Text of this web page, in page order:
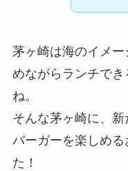
茅ヶ崎は海のイメ
めながらランチで
ね。
そんな茅ヶ崎に、
バーガーを楽しめ
た！